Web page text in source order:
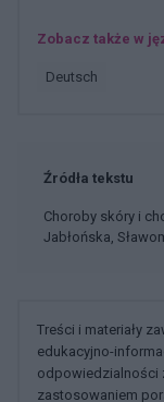
Zobacz także w
deutsch
Źródła tekstu
Choroby skóry i
Jabłońska,
Treści i materiały
edukacyjno-
odpowiedzialności
zastosowaniem